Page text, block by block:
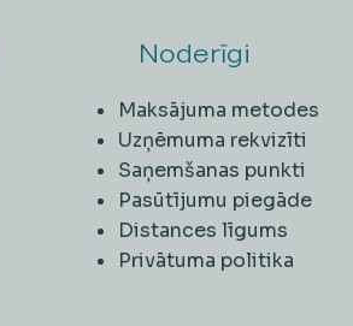
Noderīgi
Maksājuma metodes
Uzņēmuma rekvizīti
Saņemšanas punkti
Pasūtījumu piegāde
Distances līgums
Privātuma politika